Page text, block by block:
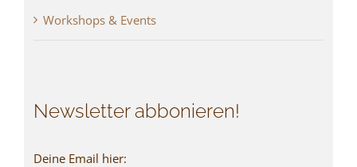
Workshops & Events
Newsletter abbonieren!
Deine Email hier: